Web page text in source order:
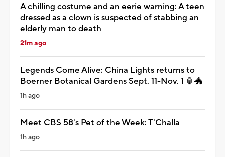
A chilling costume and an eerie warning: A teen
dressed as a clown is suspected of stabbing an
elderly man to death
21m ago
Legends Come Alive: China Lights returns to
Boerner Botanical Gardens Sept. 11-Nov. 1 🏮🐲
1h ago
Meet CBS 58's Pet of the Week: T'Challa
1h ago